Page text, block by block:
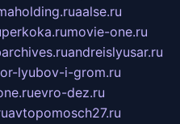
aalse.ru
perkoka.rumovie-one.ru
andreislyusar.ru
lyubov-i-grom.ru
evro-dez.ru
avtopomosch27.ru